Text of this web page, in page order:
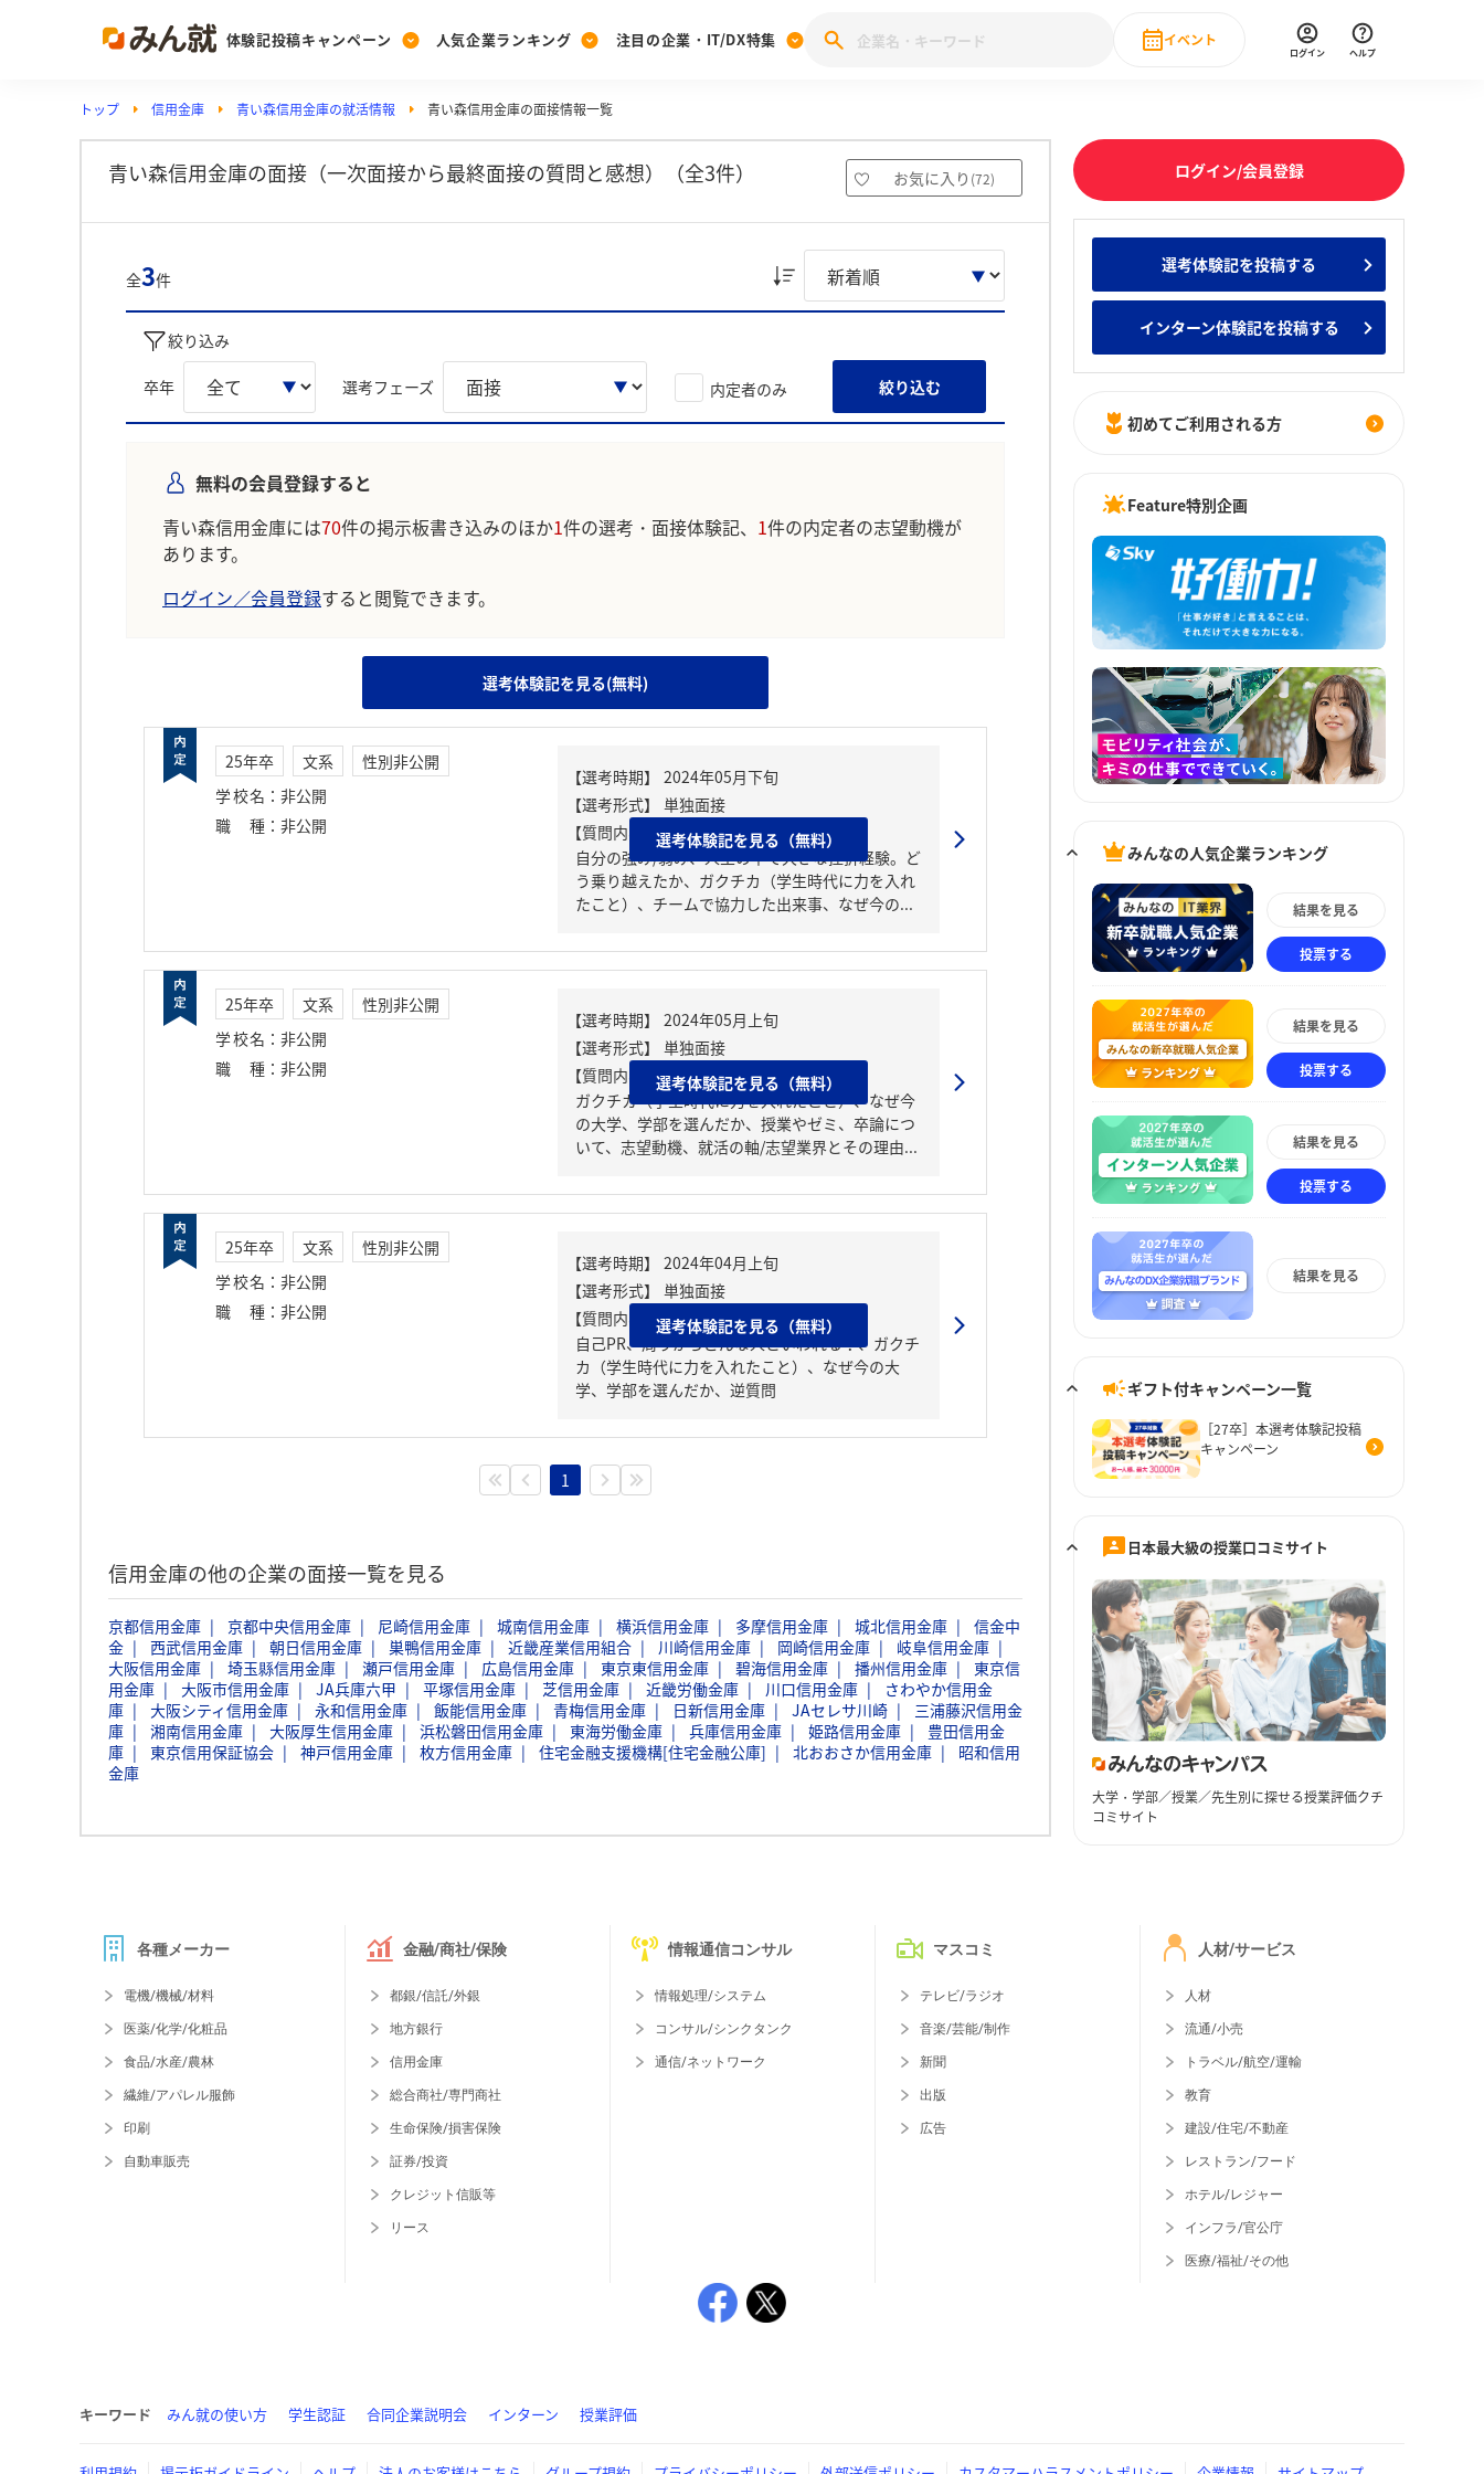
体験記投稿キャンペーン
Post
投稿する
[27卒] 本選考体験記投稿キャンペーン
人気企業ランキング
Ranking
ランキングを見る
みんなのDX企業就職ブランド調査
みんなのIT業界新卒就職人気企業ランキング みんなの新卒就職人気企業ランキング みんなのインターン人気企業ランキ
注目の企業・IT/DX特集
PickUp
注目の企業特集
28卒 IT・DX企業特集 27卒 IT・DX企業特集 28卒 IT・DX現場社員インタビュー
動画で知ろう！業界・企業研究
イベント
直近のイベント一覧
ログイン ヘルプ
トップ 信用金庫 青い森信用金庫の就活情報 青い森信用金庫の面接情報一覧
青い森信用金庫の面接（一次面接から最終面接の質問と感想）（全3件） お気に入り (72)
全3件
絞り込み
卒年 選考フェーズ 内定者のみ 絞り込む
無料の会員登録すると
青い森信用金庫には70件の掲示板書き込みのほか1件の選考・面接体験記、 1件の内定者の志望動機が
あります。
ログイン／会員登録すると閲覧できます。
選考体験記を見る(無料)
25年卒 文系
性別非公開
学校名 ： 非公開
職種 ： 非公開
【質問内容・課題】
自分の強み/弱み、人生の中で大きな挫折経験。ど
う乗り越えたか、ガクチカ（学生時代に力を入れ
たこと）、チームで協力した出来事、なぜ今の...
選考体験記を見る（無料）
25年卒 文系
性別非公開
学校名 ： 非公開
職種 ： 非公開
【質問内容・課題】
ガクチカ（学生時代に力を入れたこと）、なぜ今
の大学、学部を選んだか、授業やゼミ、卒論につ
いて、志望動機、就活の軸/志望業界とその理由...
選考体験記を見る（無料）
25年卒 文系
性別非公開
学校名 ： 非公開
職種 ： 非公開
【質問内容・課題】
自己PR、周りからどんな人といわれる？、ガクチ
カ（学生時代に力を入れたこと）、なぜ今の大
学、学部を選んだか、逆質問
選考体験記を見る（無料）
1
信用金庫の他の企業の面接一覧を見る
京都信用金庫 京都中央信用金庫 尼崎信用金庫 城南信用金庫 横浜信用金庫 多摩信用金庫 城北信用金庫
信金中
金
西武信用金庫 朝日信用金庫 巣鴨信用金庫 近畿産業信用組合 川崎信用金庫 岡崎信用金庫
岐阜信用金庫
大阪信用金庫
埼玉縣信用金庫 瀬戸信用金庫 広島信用金庫 東京東信用金庫 碧海信用金庫 播州信用金庫
東京信
用金庫
大阪市信用金庫 JA兵庫六甲 平塚信用金庫 芝信用金庫 近畿労働金庫 川口信用金庫
さわやか信用金
庫
大阪シティ信用金庫 永和信用金庫 飯能信用金庫 青梅信用金庫 日新信用金庫 JAセレサ川崎
三浦藤沢信用金
庫
湘南信用金庫 大阪厚生信用金庫 浜松磐田信用金庫 東海労働金庫 兵庫信用金庫 姫路信用金庫
豊田信用金
庫
東京信用保証協会 神戸信用金庫 枚方信用金庫 住宅金融支援機構[住宅金融公庫] 北おおさか信用金庫
昭和信用
金庫
ログイン/会員登録
選考体験記を投稿する
インターン体験記を投稿する
初めてご利用される方
Feature特別企画
みんなの人気企業ランキング
結果を見る
投票する
結果を見る
投票する
結果を見る
投票する
結果を見る
ギフト付キャンペーン一覧
［27卒］本選考体験記投稿
キャンペーン
日本最大級の授業口コミサイト
大学・学部／授業／先生別に探せる授業評価クチ
コミサイト
各種メーカー
電機/機械/材料
医薬/化学/化粧品
食品/水産/農林
繊維/アパレル服飾
印刷
自動車販売
金融/商社/保険
都銀/信託/外銀
地方銀行
信用金庫
総合商社/専門商社
生命保険/損害保険
証券/投資
クレジット信販等
リース
情報通信コンサル
情報処理/システム
コンサル/シンクタンク
通信/ネットワーク
マスコミ
テレビ/ラジオ
音楽/芸能/制作
新聞
出版
広告
人材/サービス
人材
流通/小売
トラベル/航空/運輸
教育
建設/住宅/不動産
レストラン/フード
ホテル/レジャー
インフラ/官公庁
医療/福祉/その他
キーワード みん就の使い方 学生認証 合同企業説明会 インターン 授業評価